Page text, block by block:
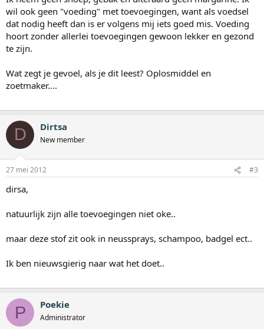
wil ook geen "voeding" met toevoegingen, want als voedsel
dat nodig heeft dan is er volgens mij iets goed mis. Voeding
hoort zonder allerlei toevoegingen gewoon lekker en gezond
te zijn.
Wat zegt je gevoel, als je dit leest? Oplosmiddel en
zoetmaker....
D Dirtsa
New member
27 mei 2012 #3
dirsa,
natuurlijk zijn alle toevoegingen niet oke..
maar deze stof zit ook in neussprays, schampoo, badgel ect..
Ik ben nieuwsgierig naar wat het doet..
P Poekie
Administrator